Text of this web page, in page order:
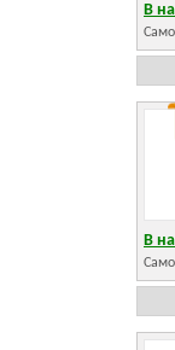
В
В